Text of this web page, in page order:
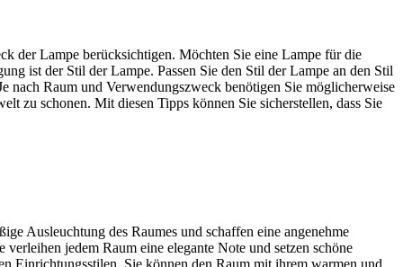
der Lampe berücksichtigen. Möchten Sie eine Lampe für die
ist der Stil der Lampe. Passen Sie den Stil der Lampe an den Stil
nach Raum und Verwendungszweck benötigen Sie möglicherweise
zu schonen. Mit diesen Tipps können Sie sicherstellen, dass Sie
Ausleuchtung des Raumes und schaffen eine angenehme
jedem Raum eine elegante Note und setzen schöne
Einrichtungsstilen. Sie können den Raum mit ihrem warmen und